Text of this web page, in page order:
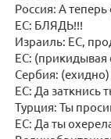
Россия: А
ЕС: БЛЯДЬ!!!
Израиль: ЕС,
ЕС: (прикидывая
Сербия:
ЕС: Да заткнись
Турция: Ты
ЕС: Да ты